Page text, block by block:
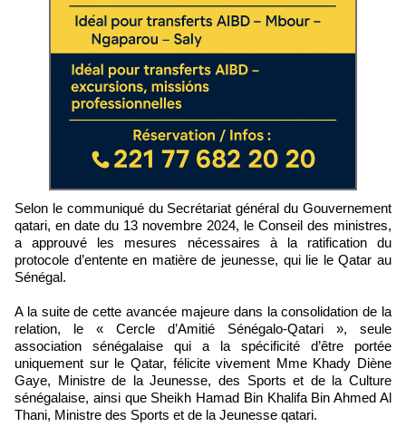
Selon le communiqué du Secrétariat général du Gouvernement
qatari, en date du 13 novembre 2024, le Conseil des ministres,
a approuvé les mesures nécessaires à la ratification du
protocole d’entente en matière de jeunesse, qui lie le Qatar au
Sénégal.
A la suite de cette avancée majeure dans la consolidation de la
relation, le « Cercle d’Amitié Sénégalo-Qatari », seule
association sénégalaise qui a la spécificité d’être portée
uniquement sur le Qatar, félicite vivement Mme Khady Diène
Gaye, Ministre de la Jeunesse, des Sports et de la Culture
sénégalaise, ainsi que Sheikh Hamad Bin Khalifa Bin Ahmed Al
Thani, Ministre des Sports et de la Jeunesse qatari.